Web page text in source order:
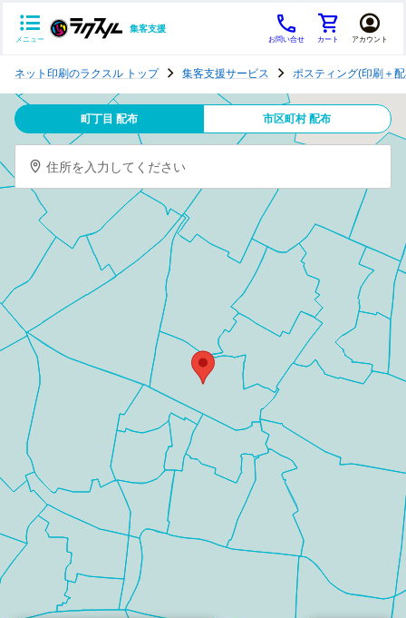
メニュー
集客支援
お問い合せ カート アカウント
テ
ン
グ
ネット印刷のラクスル トップ 集客支援サービス ポスティング(印刷＋
町丁目 配布 市区町村 配布
住所を入力してください